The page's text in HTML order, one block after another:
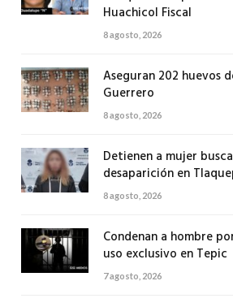
Huachicol Fiscal
8 agosto, 2026
Aseguran 202 huevos
Guerrero
8 agosto, 2026
Detienen a mujer
desaparición en
8 agosto, 2026
Condenan a hombre
uso exclusivo en Tepic
7 agosto, 2026